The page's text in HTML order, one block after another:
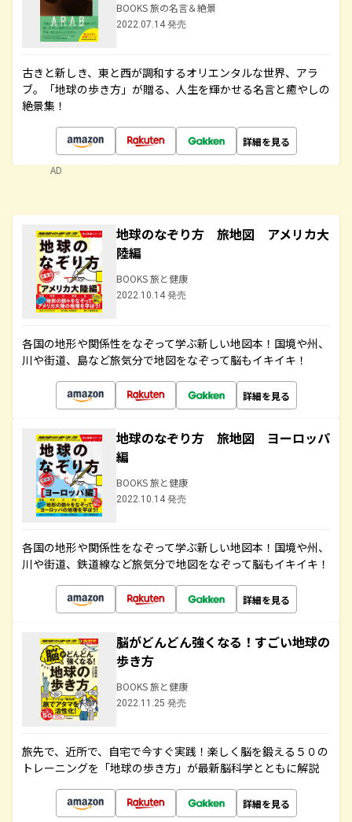
BOOKS 旅の名言＆絶景
2022.07.14 発売
古きと新しき、東と西が調和するオリエンタルな世界、アラ
ブ。「地球の歩き方」が贈る、人生を輝かせる名言と癒やしの
絶景集！
詳細を見る
AD
地球のなぞり方 旅地図 アメリカ大
陸編
BOOKS 旅と健康
2022.10.14 発売
各国の地形や関係性をなぞって学ぶ新しい地図本！国境や州、
川や街道、島など旅気分で地図をなぞって脳もイキイキ！
詳細を見る
地球のなぞり方 旅地図 ヨーロッパ
編
BOOKS 旅と健康
2022.10.14 発売
各国の地形や関係性をなぞって学ぶ新しい地図本！国境や州、
川や街道、鉄道線など旅気分で地図をなぞって脳もイキイキ！
詳細を見る
脳がどんどん強くなる！すごい地球の
歩き方
BOOKS 旅と健康
2022.11.25 発売
旅先で、近所で、自宅で今すぐ実践！楽しく脳を鍛える５０の
トレーニングを「地球の歩き方」が最新脳科学とともに解説
詳細を見る